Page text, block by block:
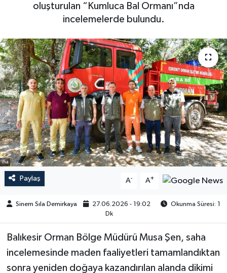
oluşturulan “Kumluca Bal Ormanı”nda
incelemelerde bulundu.
iha
Paylaş A- A+
Sinem Sıla Demirkaya 27.06.2026 - 19:02
Okunma Süresi: 1
Dk
Balıkesir Orman Bölge Müdürü Musa Şen, saha
incelemesinde maden faaliyetleri tamamlandıktan
sonra yeniden doğaya kazandırılan alanda dikimi